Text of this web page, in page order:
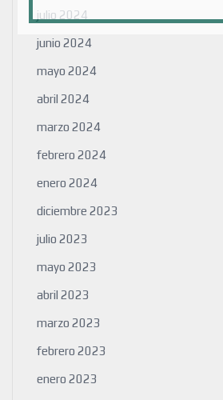
julio 2024
junio 2024
mayo 2024
abril 2024
marzo 2024
febrero 2024
enero 2024
diciembre 2023
julio 2023
mayo 2023
abril 2023
marzo 2023
febrero 2023
enero 2023